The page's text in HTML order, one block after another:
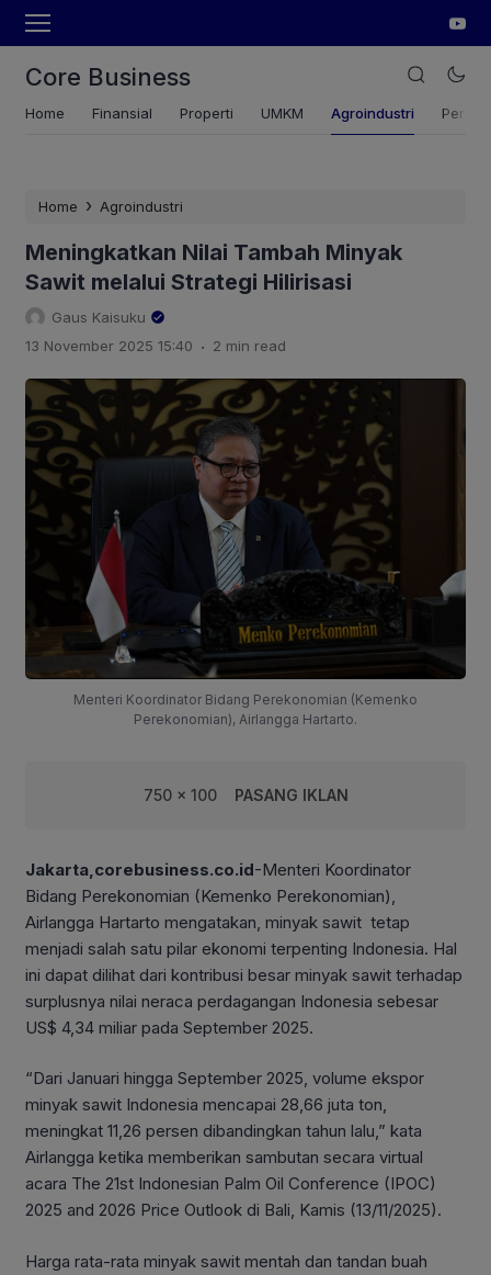
Core Business
Home Finansial Properti UMKM Agroindustri
Home › Agroindustri
Meningkatkan Nilai Tambah Minyak
Sawit melalui Strategi Hilirisasi
Gaus Kaisuku
13 November 2025 15:40 . 2 min read
Menteri Koordinator Bidang Perekonomian (Kemenko
Perekonomian), Airlangga Hartarto.
750 x 100 PASANG IKLAN
Jakarta,corebusiness.co.id-Menteri Koordinator
Bidang Perekonomian (Kemenko Perekonomian),
Airlangga Hartarto mengatakan, minyak sawit tetap
menjadi salah satu pilar ekonomi terpenting Indonesia. Hal
ini dapat dilihat dari kontribusi besar minyak sawit terhadap
surplusnya nilai neraca perdagangan Indonesia sebesar
US$ 4,34 miliar pada September 2025.
“Dari Januari hingga September 2025, volume ekspor
minyak sawit Indonesia mencapai 28,66 juta ton,
meningkat 11,26 persen dibandingkan tahun lalu,” kata
Airlangga ketika memberikan sambutan secara virtual
acara The 21st Indonesian Palm Oil Conference (IPOC)
2025 and 2026 Price Outlook di Bali, Kamis (13/11/2025).
Harga rata-rata minyak sawit mentah dan tandan buah